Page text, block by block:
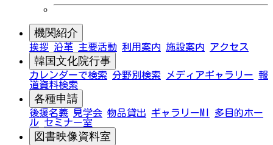
機関紹介
挨拶 沿革 主要活動 利用案内 施設案内 アクセス
韓国文化院行事
カレンダーで検索 分野別検索 メディアギャラリー 報
道資料検索
各種申請
後援名義 見学会 物品貸出 ギャラリーMI
多目的ホー
ル セミナー室
図書映像資料室